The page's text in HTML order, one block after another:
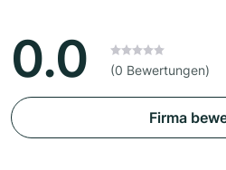
0.0 (0 Bewertungen)
Firma